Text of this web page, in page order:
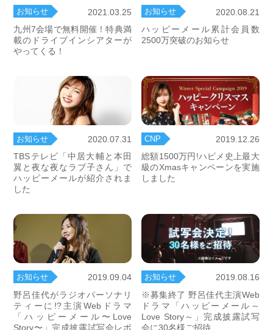
お知らせ
2021.03.25
九州7会場で無料開催！特典満
載のドライブインシアターが
やってくる！
お知らせ
2020.08.21
ハッピーメール累計会員数
2500万突破のお知らせ
お知らせ
2020.07.31
TBSテレビ「中居大輔と本田
翼と夜な夜なラブ子さん」で
ハッピーメールが紹介されま
した
CNP
2019.12.26
総額1500万円!ハピメ史上最大
級のXmasキャンペーンを実施
しました
お知らせ
2019.09.04
野呂佳代がラジオパーソナリ
ティーに!?主演Webドラマ
「ハッピーメール〜Love
Story〜」完成披露試写会レポ
お知らせ
2019.08.16
※募集終了 野呂佳代主演Web
ドラマ「ハッピーメール～
Love Story～」完成披露試写
会に30名様ご招待